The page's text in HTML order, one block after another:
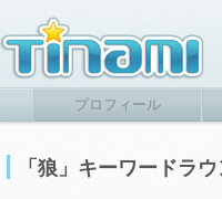
プロフィール
「狼」キーワードラ